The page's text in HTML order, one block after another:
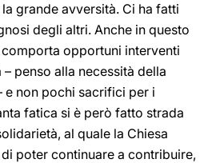
grande avversità. Ci ha fatti
degli altri. Anche in questo
comporta opportuni interventi
penso alla necessità della
e non pochi sacrifici per i
fatica si è però fatto strada
al quale la Chiesa
poter continuare a contribuire,